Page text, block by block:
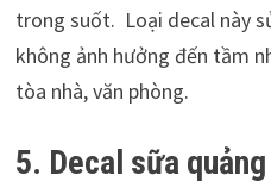
trong suốt. Loại decal này
không ảnh hưởng đến tầm
tòa nhà, văn phòng.
5. Decal sữa